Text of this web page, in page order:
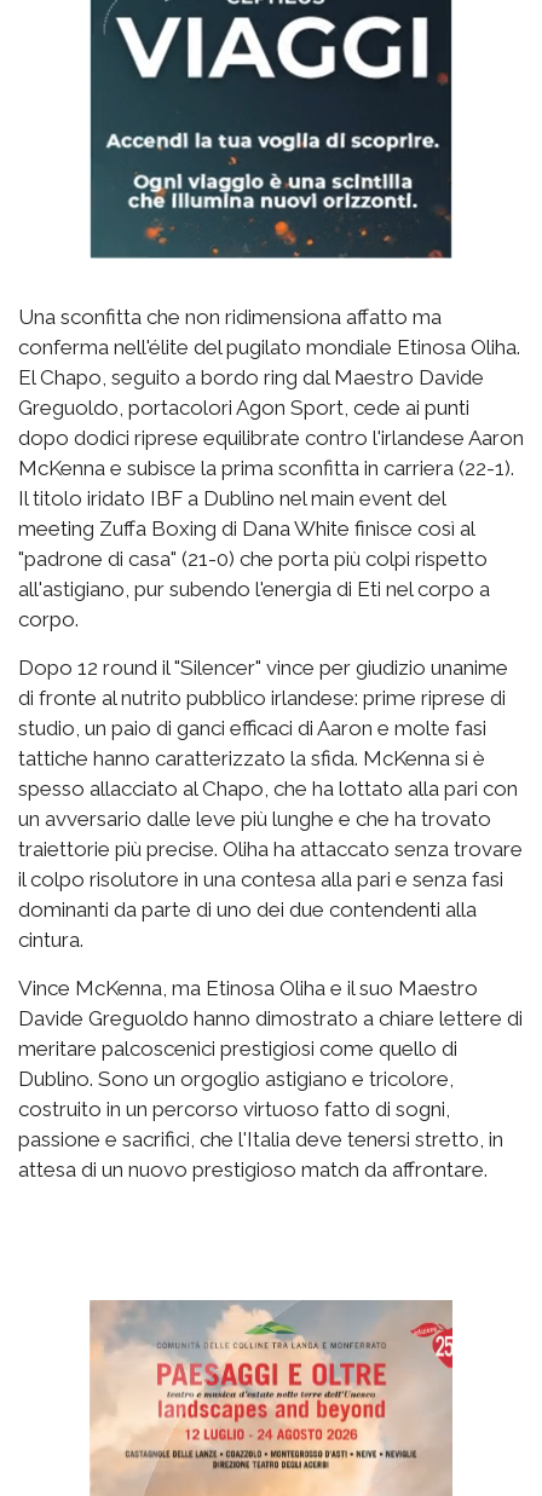
Una sconfitta che non ridimensiona affatto ma
conferma nell'élite del pugilato mondiale Etinosa Oliha.
El Chapo, seguito a bordo ring dal Maestro Davide
Greguoldo, portacolori Agon Sport, cede ai punti
dopo dodici riprese equilibrate contro l'irlandese Aaron
McKenna e subisce la prima sconfitta in carriera (22-1).
Il titolo iridato IBF a Dublino nel main event del
meeting Zuffa Boxing di Dana White finisce così al
"padrone di casa" (21-0) che porta più colpi rispetto
all'astigiano, pur subendo l'energia di Eti nel corpo a
corpo.
Dopo 12 round il "Silencer" vince per giudizio unanime
di fronte al nutrito pubblico irlandese: prime riprese di
studio, un paio di ganci efficaci di Aaron e molte fasi
tattiche hanno caratterizzato la sfida. McKenna si è
spesso allacciato al Chapo, che ha lottato alla pari con
un avversario dalle leve più lunghe e che ha trovato
traiettorie più precise. Oliha ha attaccato senza trovare
il colpo risolutore in una contesa alla pari e senza fasi
dominanti da parte di uno dei due contendenti alla
cintura.
Vince McKenna, ma Etinosa Oliha e il suo Maestro
Davide Greguoldo hanno dimostrato a chiare lettere di
meritare palcoscenici prestigiosi come quello di
Dublino. Sono un orgoglio astigiano e tricolore,
costruito in un percorso virtuoso fatto di sogni,
passione e sacrifici, che l'Italia deve tenersi stretto, in
attesa di un nuovo prestigioso match da affrontare.